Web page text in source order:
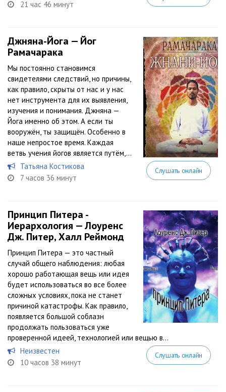
21 час 46 минут
Джняна-Йога — Йог
Рамачарака
Мы постоянно становимся
свидетелями следствий, но причины,
как правило, скрыты от нас и у нас
нет инструмента для их выявления,
изучения и понимания. Джняна —
Йога именно об этом. А если ты
вооружён, ты защищён. Особенно в
наше непростое время. Каждая
ветвь учения йогов является путём,...
Татьяна Костикова
7 часов 36 минут
Слушать онлайн
Принцип Питера -
Иерархология — Лоуренс
Дж. Питер, Халл Реймонд
Принцип Питера — это частный
случай общего наблюдения: любая
хорошо работающая вещь или идея
будет использоваться во все более
сложных условиях, пока не станет
причиной катастрофы. Как правило,
появляется большой соблазн
продолжать пользоваться уже
проверенной идеей, технологией или вещью в...
Неизвестен
10 часов 38 минут
Слушать онлайн